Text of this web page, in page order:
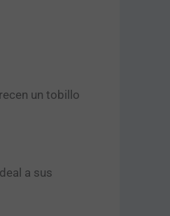
un tobillo
a sus